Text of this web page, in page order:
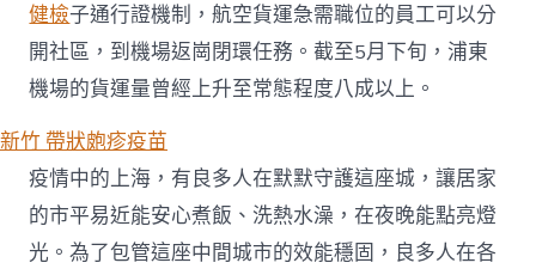
健檢子通行證機制，航空貨運急需職位的員工可以分
開社區，到機場返崗閉環任務。截至5月下旬，浦東
機場的貨運量曾經上升至常態程度八成以上。
新竹 帶狀皰疹疫苗
疫情中的上海，有良多人在默默守護這座城，讓居家
的市平易近能安心煮飯、洗熱水澡，在夜晚能點亮燈
光。為了包管這座中間城市的效能穩固，良多人在各